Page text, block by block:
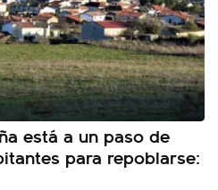
está a un paso de
para repoblarse: